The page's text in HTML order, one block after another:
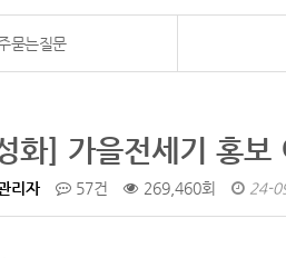
루
묻는질문
화] 가을전세기 홍보
리자 57건 269,460회 24-